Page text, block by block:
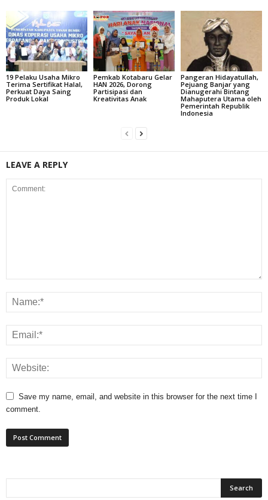
19 Pelaku Usaha Mikro
Terima Sertifikat Halal,
Perkuat Daya Saing
Produk Lokal
Pemkab Kotabaru Gelar
HAN 2026, Dorong
Partisipasi dan
Kreativitas Anak
Pangeran Hidayatullah,
Pejuang Banjar yang
Dianugerahi Bintang
Mahaputera Utama oleh
Pemerintah Republik
Indonesia
LEAVE A REPLY
Save my name, email, and website in this browser for the next time I
comment.